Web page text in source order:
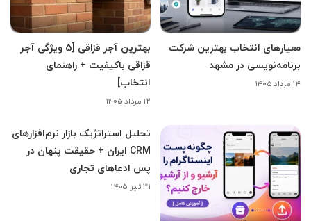
معیارهای انتخاب بهترین شرکت
برنامه‌نویسی در مشهد
۱۴ مرداد ۱۴۰۵
بهترین آجر قزاقی [5 ویژگی آجر
قزاقی باکیفیت + راهنمای
انتخاب]
۱۲ مرداد ۱۴۰۵
تحلیل استراتژیک بازار نرم‌افزارهای
CRM ایران + حقیقت پنهان در
پس ادعاهای تجاری
۳۱ تیر ۱۴۰۵